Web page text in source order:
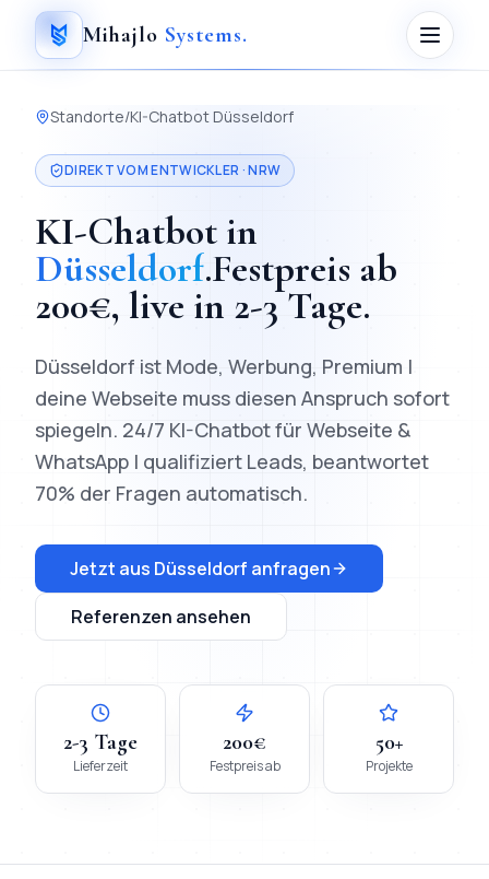
Mihajlo Systems.
Standorte/KI-ChatbotDüsseldorf
DIREKT VOM ENTWICKLER ·NRW
KI-Chatbot in
Düsseldorf.Festpreis ab
200€, live in 2-3 Tage.
Düsseldorf ist Mode, Werbung, Premium |
deine Webseite muss diesen Anspruch sofort
spiegeln. 24/7 KI-Chatbot für Webseite &
WhatsApp | qualifiziert Leads, beantwortet
70% der Fragen automatisch.
Jetzt aus Düsseldorf anfragen
Referenzen ansehen
2-3 Tage
Lieferzeit
200€
Festpreis ab
50+
Projekte